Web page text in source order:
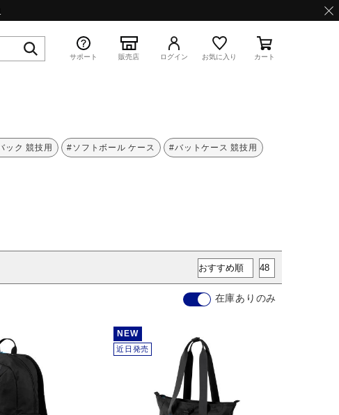
特集
サポート 販売店 ログイン お気に入り カート
ック 競技用 #ソフトボール ケース #バットケース 競技用
在庫ありのみ
NEW
近日発売